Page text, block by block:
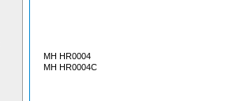
MH HR0004
MH HR0004C